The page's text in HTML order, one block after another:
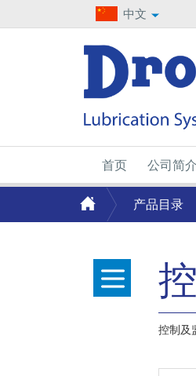
中文
首页 公司简介
产品目录
控制及